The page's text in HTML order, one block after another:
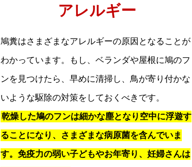
アレルギー
鳩糞はさまざまなアレルギーの原因となることが
わかっています。もし、ベランダや屋根に鳩のフ
ンを見つけたら、早めに清掃し、鳥が寄り付かな
いような駆除の対策をしておくべきです。
乾燥した鳩のフンは細かな塵となり空中に浮遊す
ることになり、さまざまな病原菌を含んでいま
す。免疫力の弱い子どもやお年寄り、妊婦さんは